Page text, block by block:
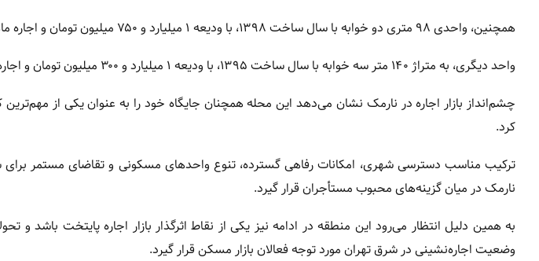
همچنین، واحدی ۹۸ متری دو خوابه با سال ساخت ۱۳۹۸، با ودیعه ۱ میلیارد و ۷۵۰ میلیون تومان و اجاره ماهیانه ۳ میلیون تومان عرضه می‌شود.
واحد دیگری، به متراژ ۱۴۰ متر سه خوابه با سال ساخت ۱۳۹۵، با ودیعه ۱ میلیارد و ۳۰۰ میلیون تومان و اجاره ماهیانه ۵۶ میلیون تومان معامله می‌شود.
چشم‌انداز بازار اجاره در نارمک نشان می‌دهد این محله همچنان جایگاه خود را به عنوان یکی از
کرد.
ترکیب مناسب دسترسی شهری، امکانات رفاهی گسترده، تنوع واحدهای مسکونی و تقاضای مستمر
نارمک در میان گزینه‌های محبوب مستأجران قرار گیرد.
به همین دلیل انتظار می‌رود این منطقه در ادامه نیز یکی از نقاط اثرگذار بازار اجاره پایتخت باشد و
وضعیت اجاره‌نشینی در شرق تهران مورد توجه فعالان بازار مسکن قرار گیرد.